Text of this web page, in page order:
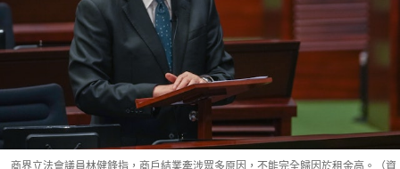
商界立法會議員林健鋒指，商戶結業牽涉眾多原因，不能完全歸因於租金高。（資